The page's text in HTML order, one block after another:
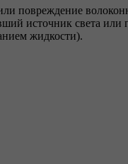
повреждение
источник света или
жидкости).